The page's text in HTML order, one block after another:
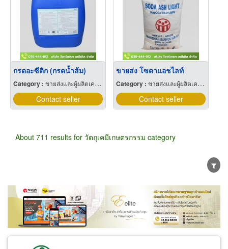
กรดอะซีติก (กรดน้ำส้ม)
Category : ขายส่งและผู้ผลิตเคมีภัณฑ์
Contact seller
ขายส่ง โซดาแอชไลท์
Category :ขายส่งและผู้ผลิตเคมีภัณฑ์
Contact seller
About 711 results for วัตถุเคมีเกษตรกรรม category
Wholesale Retail Manufacturer
Dealer
Exporter/Importer
Service Business